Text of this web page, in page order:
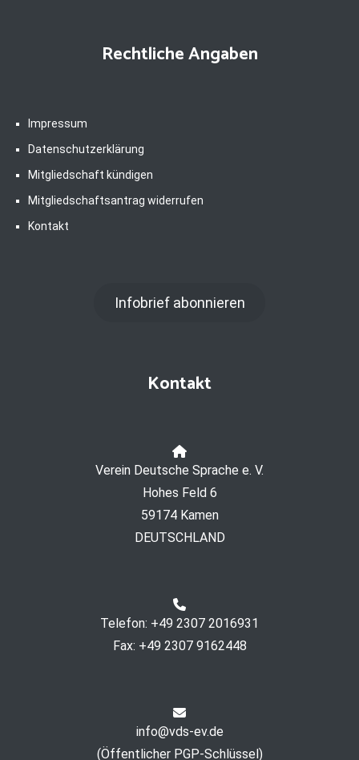
Rechtliche Angaben
Impressum
Datenschutzerklärung
Mitgliedschaft kündigen
Mitgliedschaftsantrag widerrufen
Kontakt
Infobrief abonnieren
Kontakt
Verein Deutsche Sprache e. V.
Hohes Feld 6
59174 Kamen
DEUTSCHLAND
Telefon: +49 2307 2016931
Fax: +49 2307 9162448
info@vds-ev.de
(Öffentlicher PGP-Schlüssel)